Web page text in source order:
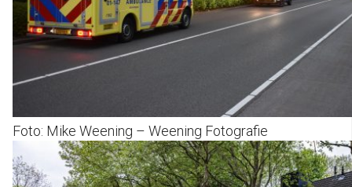
Foto: Mike Weening – Weening Fotografie